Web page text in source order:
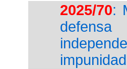
2025/70:
impunidad